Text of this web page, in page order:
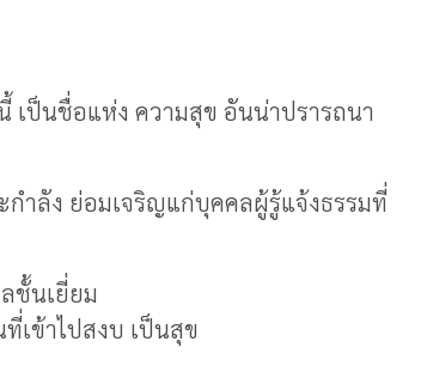
ป็นชื่อแห่ง ความสุข อันน่าปรารถนา
ำลัง ย่อมเจริญแก่บุคคลผู้รู้แจ้งธรรมที่
ชั้นเยี่ยม
เข้าไปสงบ เป็นสุข